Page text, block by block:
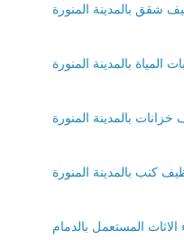
شقق بالمدينة المنورة
بالمدينة المنورة
بالمدينة المنورة
كنب بالمدينة المنورة
المستعمل بالدمام